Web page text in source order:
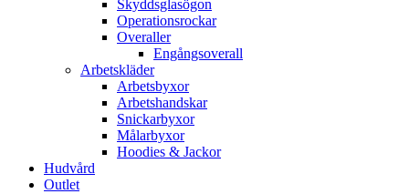
Skyddsglasögon
Operationsrockar
Overaller
Engångsoverall
Arbetskläder
Arbetsbyxor
Arbetshandskar
Snickarbyxor
Målarbyxor
Hoodies & Jackor
Hudvård
Outlet